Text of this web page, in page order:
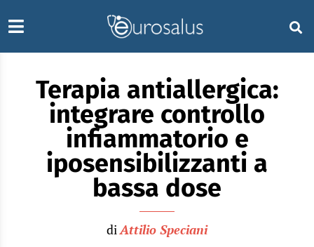
Terapia antiallergica:
integrare controllo
infiammatorio e
iposensibilizzanti a
bassa dose
diAttilio Speciani